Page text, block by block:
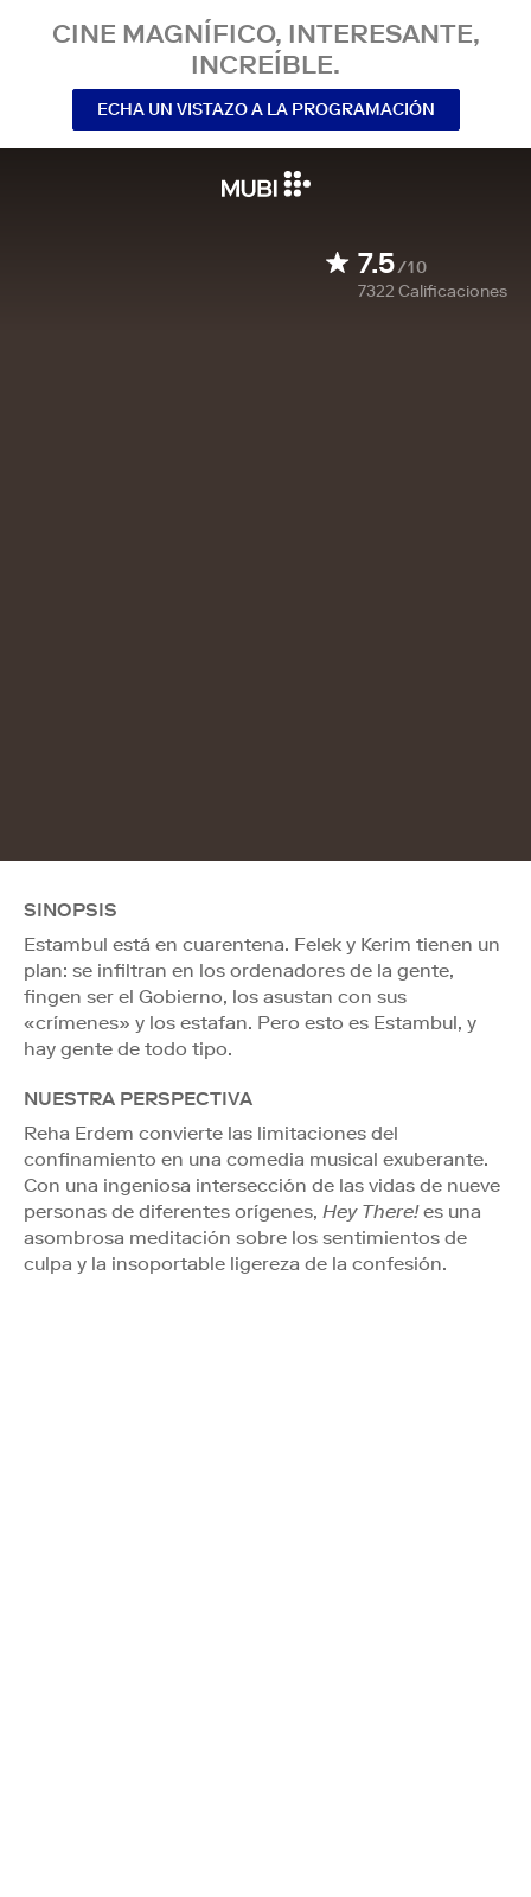
CINE MAGNÍFICO, INTERESANTE,
INCREÍBLE.
ECHA UN VISTAZO A LA PROGRAMACIÓN
7.5/10
7322 Calificaciones
SINOPSIS
Estambul está en cuarentena. Felek y Kerim tienen un
plan: se infiltran en los ordenadores de la gente,
fingen ser el Gobierno, los asustan con sus
«crímenes» y los estafan. Pero esto es Estambul, y
hay gente de todo tipo.
NUESTRA PERSPECTIVA
Reha Erdem convierte las limitaciones del
confinamiento en una comedia musical exuberante.
Con una ingeniosa intersección de las vidas de nueve
personas de diferentes orígenes, Hey There!es una
asombrosa meditación sobre los sentimientos de
culpa y la insoportable ligereza de la confesión.